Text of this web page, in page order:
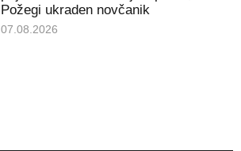
Požegi ukraden novčanik
07.08.2026